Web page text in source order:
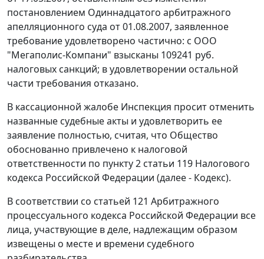
постановлением Одиннадцатого арбитражного
апелляционного суда от 01.08.2007, заявленное
требование удовлетворено частично: с ООО
"Мегаполис-Компани" взысканы 109241 руб.
налоговых санкций; в удовлетворении остальной
части требования отказано.
В кассационной жалобе Инспекция просит отменить
названные судебные акты и удовлетворить ее
заявление полностью, считая, что Общество
обоснованно привлечено к налоговой
ответственности по пункту 2 статьи 119 Налогового
кодекса Российской Федерации (далее - Кодекс).
В соответствии со статьей 121 Арбитражного
процессуального кодекса Российской Федерации все
лица, участвующие в деле, надлежащим образом
извещены о месте и времени судебного